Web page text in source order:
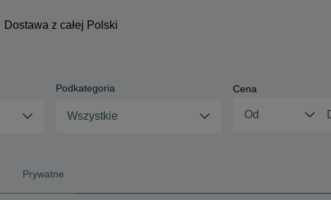
Dostawa z całej Polski
Podkategoria
Wszystkie
Cena
Prywatne